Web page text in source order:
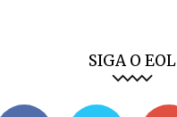
SIGA O EOL